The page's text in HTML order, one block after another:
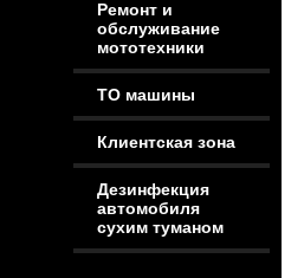
Ремонт и
обслуживание
мототехники
ТО машины
Клиентская зона
Дезинфекция
автомобиля
сухим туманом